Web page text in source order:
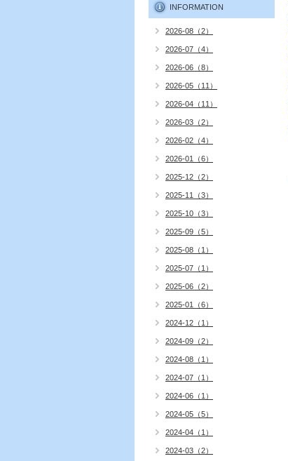
INFORMATION
2026-08（2）
2026-07（4）
2026-06（8）
2026-05（11）
2026-04（11）
2026-03（2）
2026-02（4）
2026-01（6）
2025-12（2）
2025-11（3）
2025-10（3）
2025-09（5）
2025-08（1）
2025-07（1）
2025-06（2）
2025-01（6）
2024-12（1）
2024-09（2）
2024-08（1）
2024-07（1）
2024-06（1）
2024-05（5）
2024-04（1）
2024-03（2）